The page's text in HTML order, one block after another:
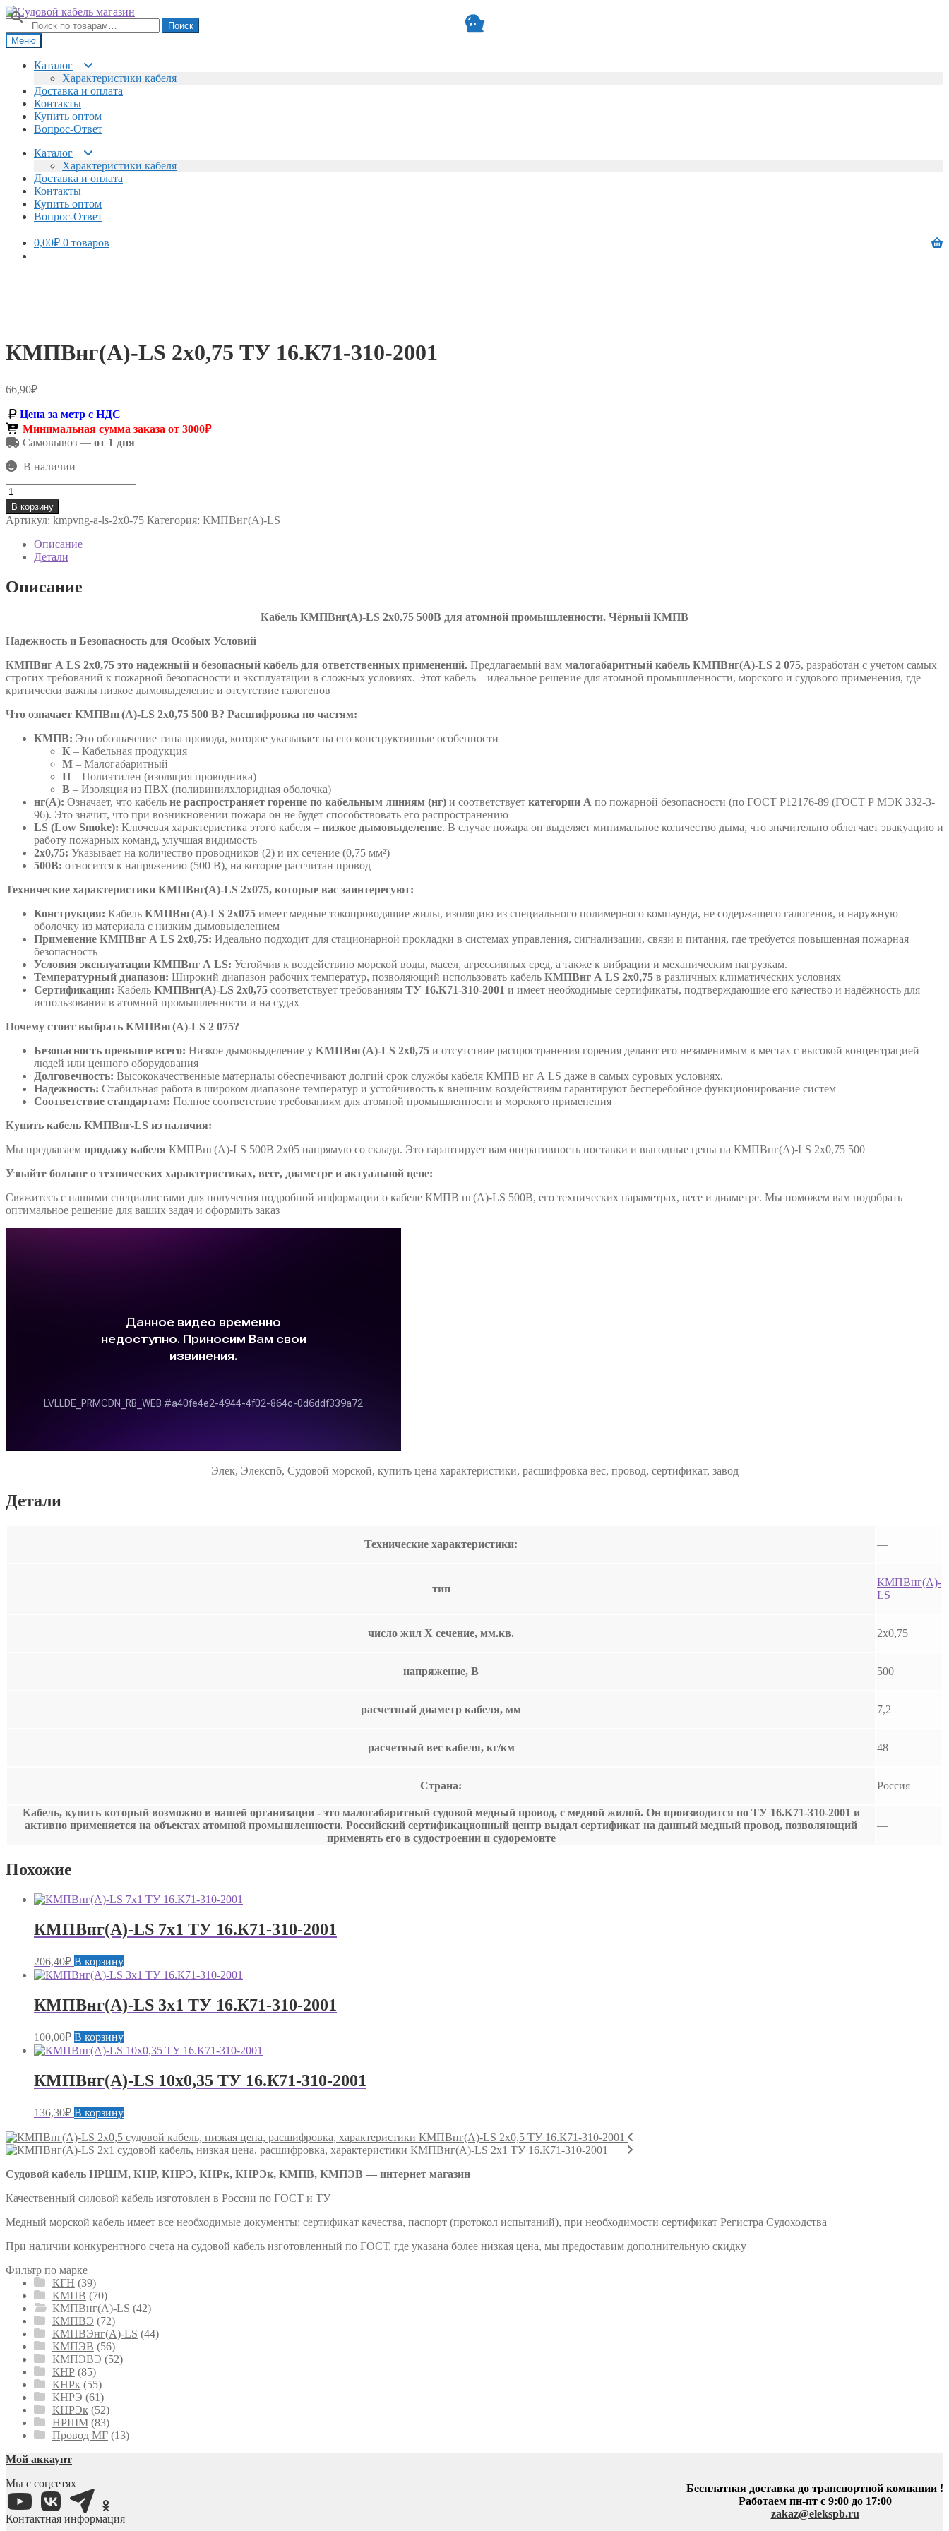
Перейти
навигации
Перейти
содержимому
Искать:
Поиск
Меню
Каталог
Характеристики кабеля
Доставка и оплата
Контакты
Купить оптом
Вопрос-Ответ
Каталог
Характеристики кабеля
Доставка и оплата
Контакты
Купить оптом
Вопрос-Ответ
0,00₽ 0 товаров
КМПВнг(А)-LS 2х0,75 ТУ 16.К71-310-2001
66,90₽
Цена за метр с НДС
Минимальная сумма заказа от 3000₽
Самовывоз — от 1 дня
В наличии
Количество
товара
КМПВнг(А)-
LS
2х0,75
16.К71-
310-
2001
В корзину
Артикул: kmpvng-a-ls-2х0-75 Категория: КМПВнг(А)-LS
Описание
Детали
Описание
Кабель КМПВнг(А)-LS 2х0,75 500В для атомной промышленности. Чёрный КМПВ
Надежность и Безопасность для Особых Условий
КМПВнг А LS 2х0,75 это надежный и безопасный кабель для ответственных применений. Предлагаемый вам малогабаритный кабель КМПВнг(А)-LS 2 075, разработан с учетом самых
строгих требований к пожарной безопасности и эксплуатации в сложных условиях. Этот кабель – идеальное решение для атомной промышленности, морского и судового применения, где
критически важны низкое дымовыделение и отсутствие галогенов
Что означает КМПВнг(А)-LS 2х0,75 500 В? Расшифровка по частям:
КМПВ: Это обозначение типа провода, которое указывает на его конструктивные особенности
К – Кабельная продукция
М – Малогабаритный
П – Полиэтилен (изоляция проводника)
В – Изоляция из ПВХ (поливинилхлоридная оболочка)
нг(А): Означает, что кабель не распространяет горение по кабельным линиям (нг) и соответствует категории А по пожарной безопасности (по ГОСТ Р12176-89 (ГОСТ Р МЭК 332-3-
96). Это значит, что при возникновении пожара он не будет способствовать его распространению
LS (Low Smoke): Ключевая характеристика этого кабеля – низкое дымовыделение. В случае пожара он выделяет минимальное количество дыма, что значительно облегчает эвакуацию и
работу пожарных команд, улучшая видимость
2х0,75: Указывает на количество проводников (2) и их сечение (0,75 мм²)
500В: относится к напряжению (500 В), на которое рассчитан провод
Технические характеристики КМПВнг(А)-LS 2х075, которые вас заинтересуют:
Конструкция: Кабель КМПВнг(А)-LS 2х075 имеет медные токопроводящие жилы, изоляцию из специального полимерного компаунда, не содержащего галогенов, и наружную
оболочку из материала с низким дымовыделением
Применение КМПВнг А LS 2х0,75: Идеально подходит для стационарной прокладки в системах управления, сигнализации, связи и питания, где требуется повышенная пожарная
безопасность
Условия эксплуатации КМПВнг А LS: Устойчив к воздействию морской воды, масел, агрессивных сред, а также к вибрации и механическим нагрузкам.
Температурный диапазон: Широкий диапазон рабочих температур, позволяющий использовать кабель КМПВнг А LS 2х0,75 в различных климатических условиях
Сертификация: Кабель КМПВнг(А)-LS 2х0,75 соответствует требованиям ТУ 16.К71-310-2001 и имеет необходимые сертификаты, подтверждающие его качество и надёжность для
использования в атомной промышленности и на судах
Почему стоит выбрать КМПВнг(А)-LS 2 075?
Безопасность превыше всего: Низкое дымовыделение у КМПВнг(А)-LS 2х0,75 и отсутствие распространения горения делают его незаменимым в местах с высокой концентрацией
людей или ценного оборудования
Долговечность: Высококачественные материалы обеспечивают долгий срок службы кабеля КМПВ нг А LS даже в самых суровых условиях.
Надежность: Стабильная работа в широком диапазоне температур и устойчивость к внешним воздействиям гарантируют бесперебойное функционирование систем
Соответствие стандартам: Полное соответствие требованиям для атомной промышленности и морского применения
Купить кабель КМПВнг-LS из наличия:
Мы предлагаем продажу кабеля КМПВнг(А)-LS 500В 2х05 напрямую со склада. Это гарантирует вам оперативность поставки и выгодные цены на КМПВнг(А)-LS 2х0,75 500
Узнайте больше о технических характеристиках, весе, диаметре и актуальной цене:
Свяжитесь с нашими специалистами для получения подробной информации о кабеле КМПВ нг(А)-LS 500В, его технических параметрах, весе и диаметре. Мы поможем вам подобрать
оптимальное решение для ваших задач и оформить заказ
Элек, Элекспб, Судовой морской, купить цена характеристики, расшифровка вес, провод, сертификат, завод
Детали
Технические характеристики: —
тип
КМПВнг(А)-
LS
число жил Х сечение, мм.кв. 2х0,75
напряжение, В 500
расчетный диаметр кабеля, мм 7,2
расчетный вес кабеля, кг/км 48
Страна: Россия
Кабель, купить который возможно в нашей организации - это малогабаритный судовой медный провод, с медной жилой. Он производится по ТУ 16.К71-310-2001 и
активно применяется на объектах атомной промышленности. Российский сертификационный центр выдал сертификат на данный медный провод, позволяющий
применять его в судостроении и судоремонте
—
Похожие
КМПВнг(А)-LS 7х1 ТУ 16.К71-310-2001
206,40₽ В корзину
КМПВнг(А)-LS 3х1 ТУ 16.К71-310-2001
100,00₽ В корзину
КМПВнг(А)-LS 10х0,35 ТУ 16.К71-310-2001
136,30₽ В корзину
КМПВнг(А)-LS 2х0,5 ТУ 16.К71-310-2001
КМПВнг(А)-LS 2х1 ТУ 16.К71-310-2001
Судовой кабель НРШМ, КНР, КНРЭ, КНРк, КНРЭк, КМПВ, КМПЭВ — интернет магазин
Качественный силовой кабель изготовлен в России по ГОСТ и ТУ
Медный морской кабель имеет все необходимые документы: сертификат качества, паспорт (протокол испытаний), при необходимости сертификат Регистра Судоходства
При наличии конкурентного счета на судовой кабель изготовленный по ГОСТ, где указана более низкая цена, мы предоставим дополнительную скидку
Фильтр по марке
КГН (39)
КМПВ (70)
КМПВнг(А)-LS (42)
КМПВЭ (72)
КМПВЭнг(А)-LS (44)
КМПЭВ (56)
КМПЭВЭ (52)
КНР (85)
КНРк (55)
КНРЭ (61)
КНРЭк (52)
НРШМ (83)
Провод МГ (13)
Мой аккаунт
Мы с соцсетях
Контактная информация
Бесплатная доставка до транспортной компании !
Работаем пн-пт с 9:00 до 17:00
zakaz@elekspb.ru